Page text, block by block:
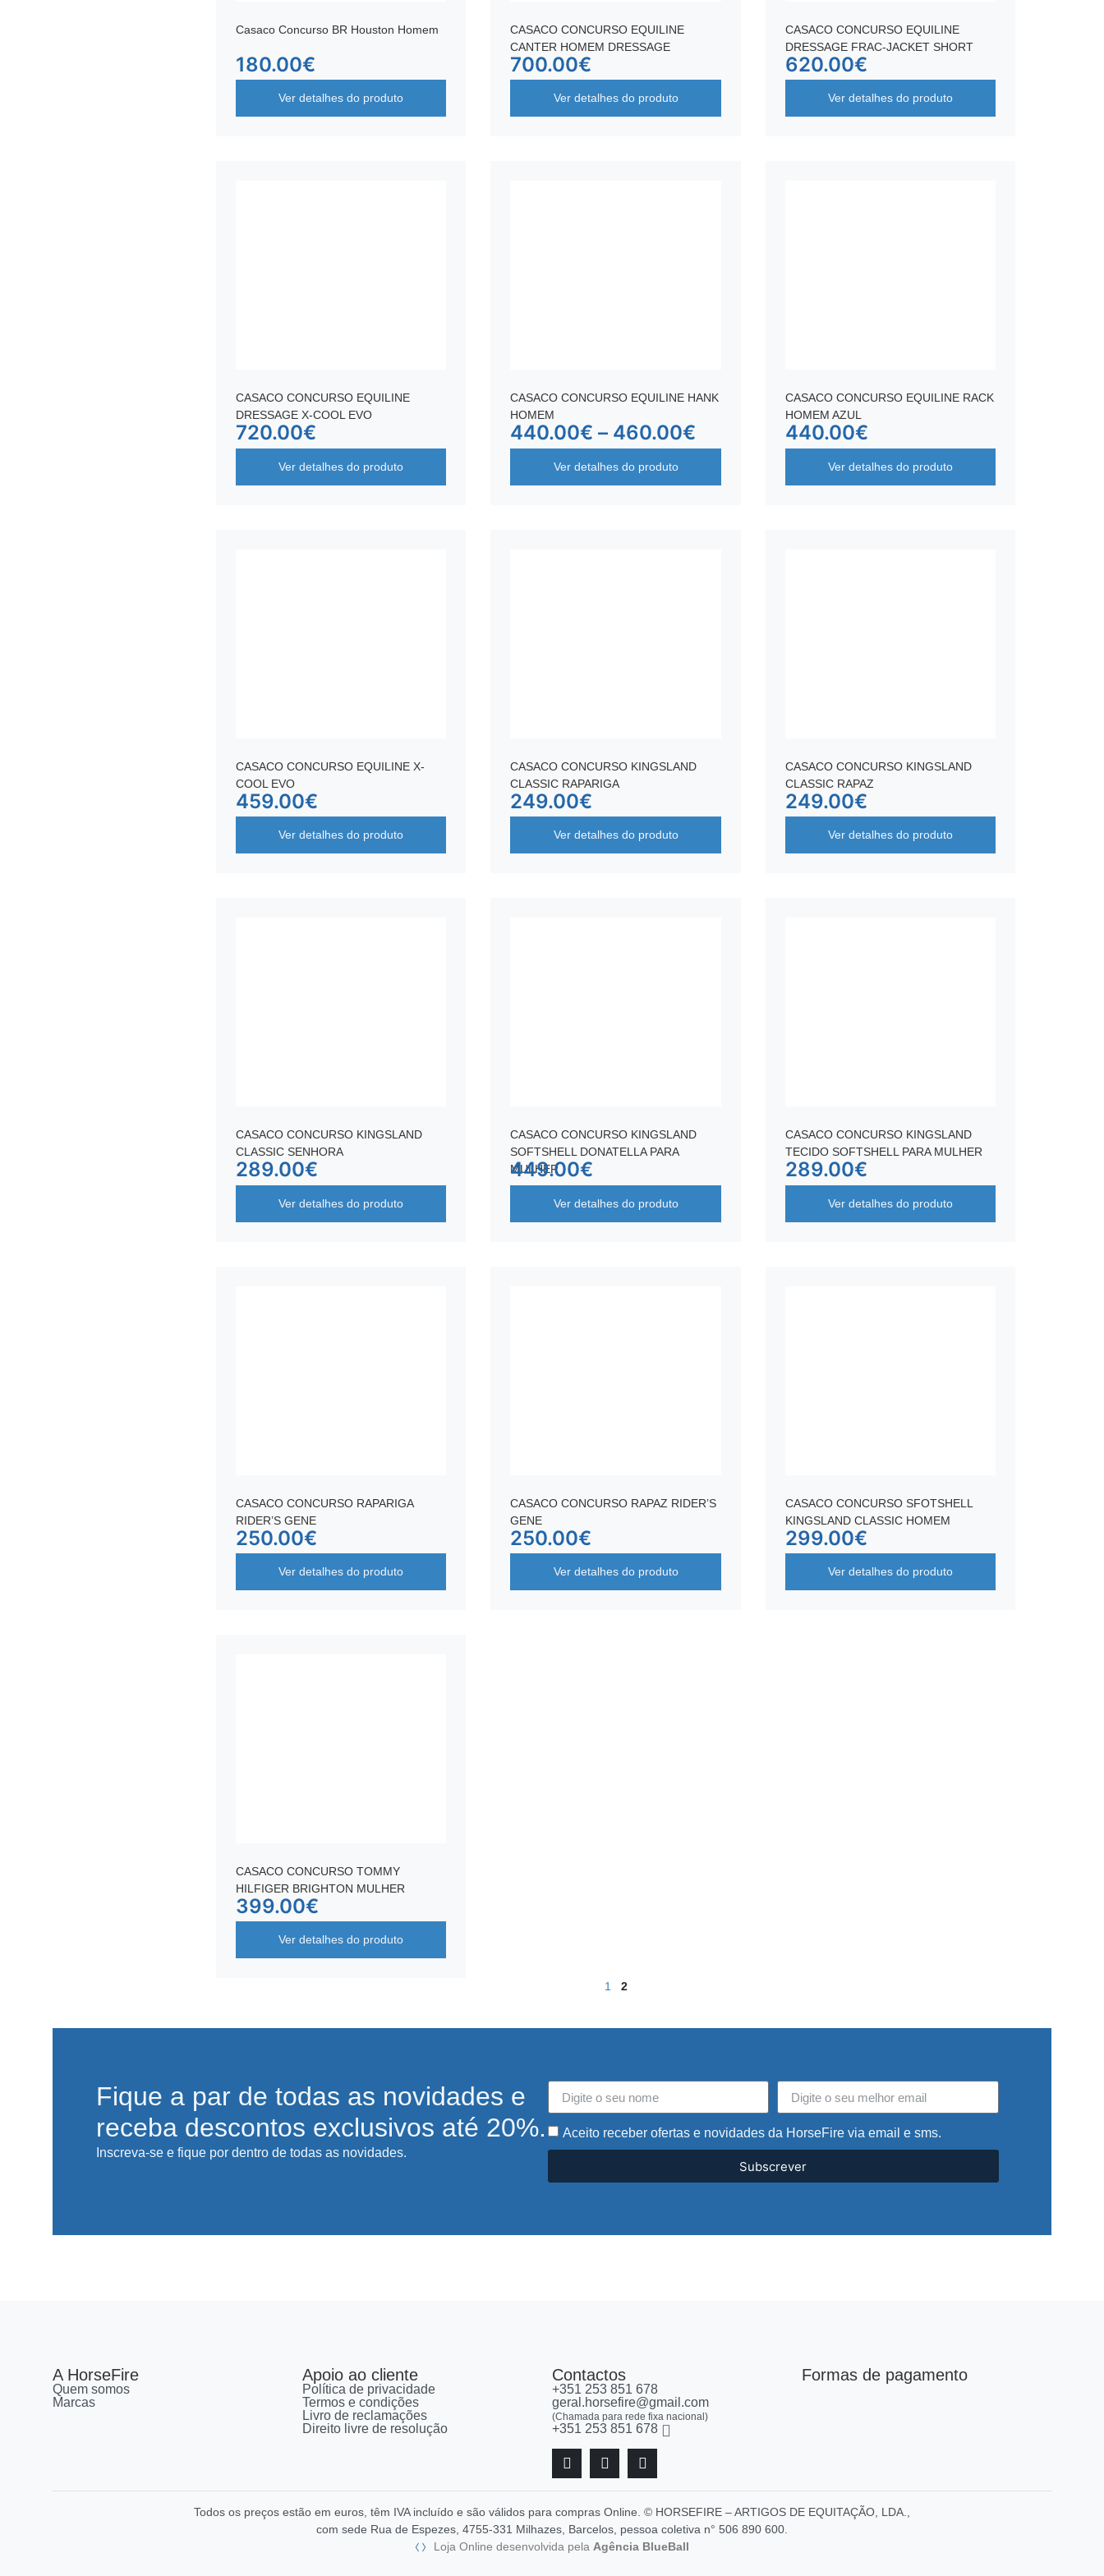
Casaco Concurso BR Houston Homem
180.00€
Ver detalhes do produto
CASACO CONCURSO EQUILINE
CANTER HOMEM DRESSAGE
700.00€
Ver detalhes do produto
CASACO CONCURSO EQUILINE
DRESSAGE FRAC-JACKET SHORT
620.00€
Ver detalhes do produto
CASACO CONCURSO EQUILINE
DRESSAGE X-COOL EVO
720.00€
Ver detalhes do produto
CASACO CONCURSO EQUILINE HANK
HOMEM
440.00€ – 460.00€
Ver detalhes do produto
CASACO CONCURSO EQUILINE RACK
HOMEM AZUL
440.00€
Ver detalhes do produto
CASACO CONCURSO EQUILINE X-
COOL EVO
459.00€
Ver detalhes do produto
CASACO CONCURSO KINGSLAND
CLASSIC RAPARIGA
249.00€
Ver detalhes do produto
CASACO CONCURSO KINGSLAND
CLASSIC RAPAZ
249.00€
Ver detalhes do produto
CASACO CONCURSO KINGSLAND
CLASSIC SENHORA
289.00€
Ver detalhes do produto
CASACO CONCURSO KINGSLAND
SOFTSHELL DONATELLA PARA
MULHER
449.00€
Ver detalhes do produto
CASACO CONCURSO KINGSLAND
TECIDO SOFTSHELL PARA MULHER
289.00€
Ver detalhes do produto
CASACO CONCURSO RAPARIGA
RIDER’S GENE
250.00€
Ver detalhes do produto
CASACO CONCURSO RAPAZ RIDER’S
GENE
250.00€
Ver detalhes do produto
CASACO CONCURSO SFOTSHELL
KINGSLAND CLASSIC HOMEM
299.00€
Ver detalhes do produto
CASACO CONCURSO TOMMY
HILFIGER BRIGHTON MULHER
399.00€
Ver detalhes do produto
1 2
Fique a par de todas as novidades e
receba descontos exclusivos até 20%.
Inscreva-se e fique por dentro de todas as novidades.
Aceito receber ofertas e novidades da HorseFire via email e sms.
Subscrever
A HorseFire
Quem somos
Marcas
Apoio ao cliente
Política de privacidade
Termos e condições
Livro de reclamações
Direito livre de resolução
Contactos
+351 253 851 678
geral.horsefire@gmail.com
(Chamada para rede fixa nacional)
+351 253 851 678
Formas de pagamento
Todos os preços estão em euros, têm IVA incluído e são válidos para compras Online. © HORSEFIRE – ARTIGOS DE EQUITAÇÃO, LDA.,
com sede Rua de Espezes, 4755-331 Milhazes, Barcelos, pessoa coletiva n° 506 890 600.
Loja Online desenvolvida pela Agência BlueBall